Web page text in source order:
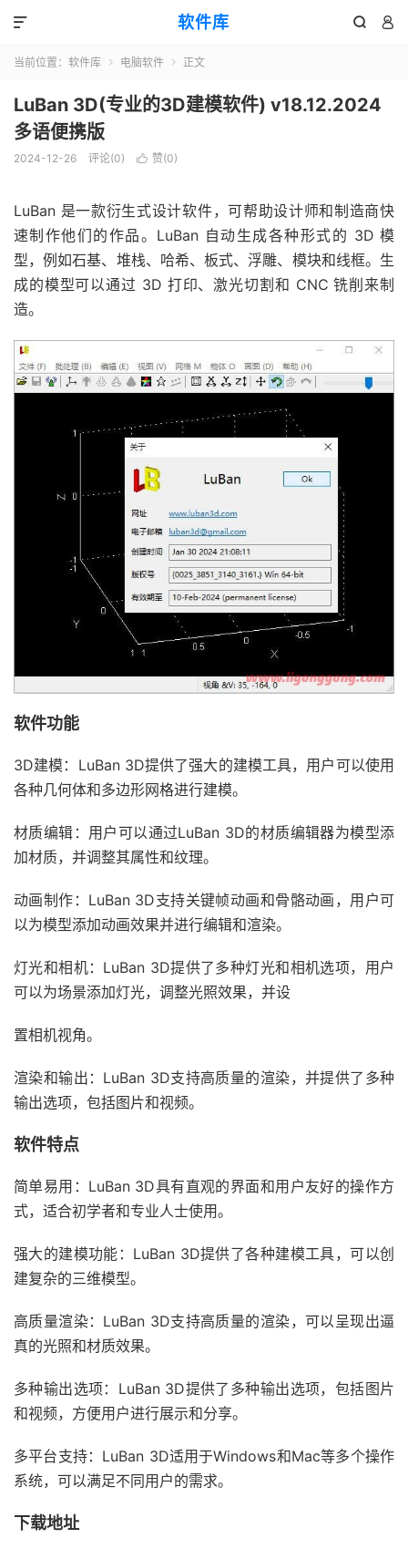
软件库  

当前位置： 软件库  电脑软件  正文
LuBan 3D(专业的3D建模软件) v18.12.2024
多语便携版
2024-12-26 评论(0)  赞(0)
LuBan 是一款衍生式设计软件，可帮助设计师和制造商快
速制作他们的作品。LuBan 自动生成各种形式的 3D 模
型，例如石基、堆栈、哈希、板式、浮雕、模块和线框。生
成的模型可以通过 3D 打印、激光切割和 CNC 铣削来制
造。
软件功能
3D建模：LuBan 3D提供了强大的建模工具，用户可以使用
各种几何体和多边形网格进行建模。
材质编辑：用户可以通过LuBan 3D的材质编辑器为模型添
加材质，并调整其属性和纹理。
动画制作：LuBan 3D支持关键帧动画和骨骼动画，用户可
以为模型添加动画效果并进行编辑和渲染。
灯光和相机：LuBan 3D提供了多种灯光和相机选项，用户
可以为场景添加灯光，调整光照效果，并设
置相机视角。
渲染和输出：LuBan 3D支持高质量的渲染，并提供了多种
输出选项，包括图片和视频。
软件特点
简单易用：LuBan 3D具有直观的界面和用户友好的操作方
式，适合初学者和专业人士使用。
强大的建模功能：LuBan 3D提供了各种建模工具，可以创
建复杂的三维模型。
高质量渲染：LuBan 3D支持高质量的渲染，可以呈现出逼
真的光照和材质效果。
多种输出选项：LuBan 3D提供了多种输出选项，包括图片
和视频，方便用户进行展示和分享。
多平台支持：LuBan 3D适用于Windows和Mac等多个操作
系统，可以满足不同用户的需求。
下载地址